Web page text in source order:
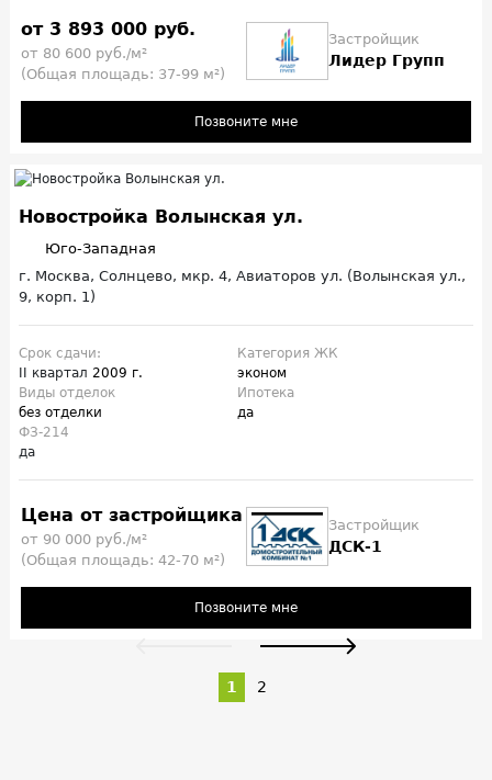
от 3 893 000 руб.
от 80 600 руб./м²
(Общая площадь: 37-99 м²)
Застройщик
Лидер Групп
Позвоните мне
Новостройка Волынская ул.
Юго-Западная
г. Москва, Солнцево, мкр. 4, Авиаторов ул. (Волынская ул.,
9, корп. 1)
Срок сдачи:
II квартал 2009 г.
Категория ЖК
эконом
Виды отделок
без отделки
Ипотека
да
ФЗ-214
да
Цена от застройщика
от 90 000 руб./м²
(Общая площадь: 42-70 м²)
Застройщик
ДСК-1
Позвоните мне
1 2